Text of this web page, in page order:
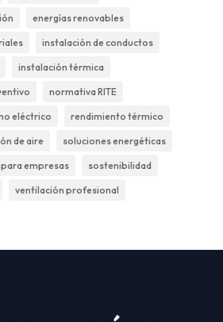
energías renovables
instalación de conductos
instalación térmica
normativa RITE
eléctrico rendimiento térmico
de aire soluciones energéticas
empresas sostenibilidad
ventilación profesional